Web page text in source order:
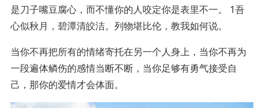
是刀子嘴豆腐心，而不懂你的人咬定你是表里不一。 1吾
心似秋月，碧潭清皎洁。列物堪比伦，教我如何说。
当你不再把所有的情绪寄托在另一个人身上，当你不再为
一段遍体鳞伤的感情当断不断，当你足够有勇气接受自
己，那你的爱情才会体面。